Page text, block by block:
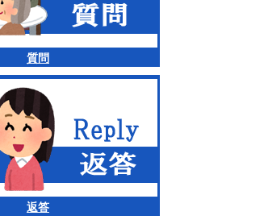
質問
返答